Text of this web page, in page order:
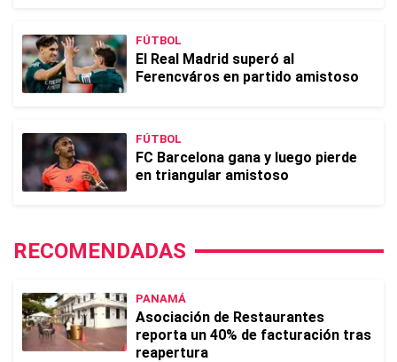
FÚTBOL
El Real Madrid superó al
Ferencváros en partido amistoso
FÚTBOL
FC Barcelona gana y luego pierde
en triangular amistoso
RECOMENDADAS
PANAMÁ
Asociación de Restaurantes
reporta un 40% de facturación tras
reapertura